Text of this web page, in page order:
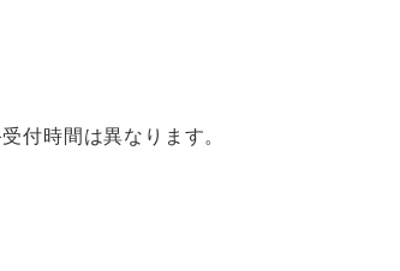
付時間は異なります。